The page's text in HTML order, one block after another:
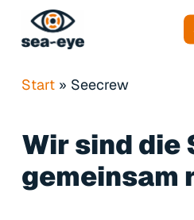
main
Start» Seecrew
Wirsind die
gemeinsam